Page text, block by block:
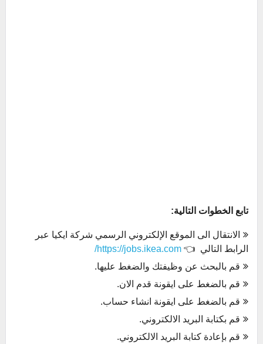
تابع الخطوات التالية:
الانتقال الى الموقع الإلكتروني الرسمي شركة ايكيا عبر
الرابط التالي 👈 https://jobs.ikea.com/
قم بالبحث عن وظيفتك والضغط عليها.
قم بالضغط على ايقونة قدم الان.
قم بالضغط على ايقونة انشاء حساب.
قم بكتابة البريد الالكتروني.
قم بإعادة كتابة البريد الالكتروني.